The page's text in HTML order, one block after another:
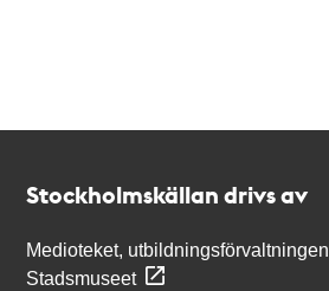
Stockholmskällan drivs av
Medioteket, utbildningsförvaltningen
Stadsmuseet